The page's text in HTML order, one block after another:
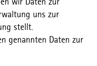
wir Daten zur
uns zur
stellt.
genannten Daten zur